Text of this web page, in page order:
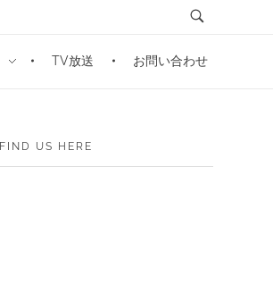
TV放送 お問い合わせ
FIND US HERE